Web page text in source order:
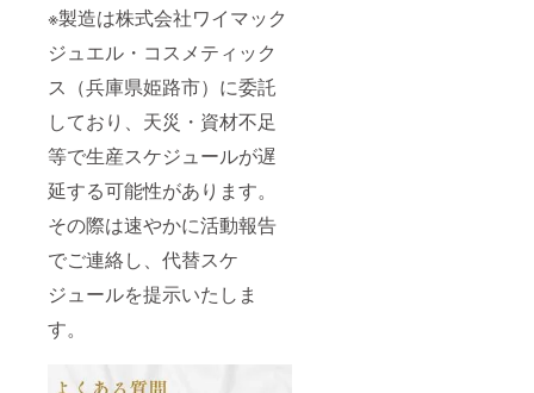
※製造は株式会社ワイマック
ジュエル・コスメティック
ス（兵庫県姫路市）に委託
しており、天災・資材不足
等で生産スケジュールが遅
延する可能性があります。
その際は速やかに活動報告
でご連絡し、代替スケ
ジュールを提示いたしま
す。